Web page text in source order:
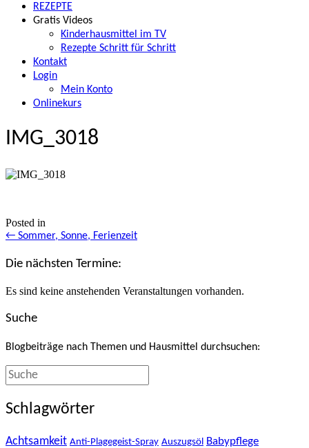
REZEPTE
Gratis Videos
Kinderhausmittel im TV
Rezepte Schritt für Schritt
Kontakt
Login
Mein Konto
Onlinekurs
IMG_3018
Posted in
Posts
navigation
← Sommer, Sonne, Ferienzeit
Die nächsten Termine:
Es sind keine anstehenden Veranstaltungen vorhanden.
Suche
Blogbeiträge nach Themen und Hausmittel durchsuchen:
Schlagwörter
Achtsamkeit Anti-Plagegeist-Spray Auszugsöl Babypflege